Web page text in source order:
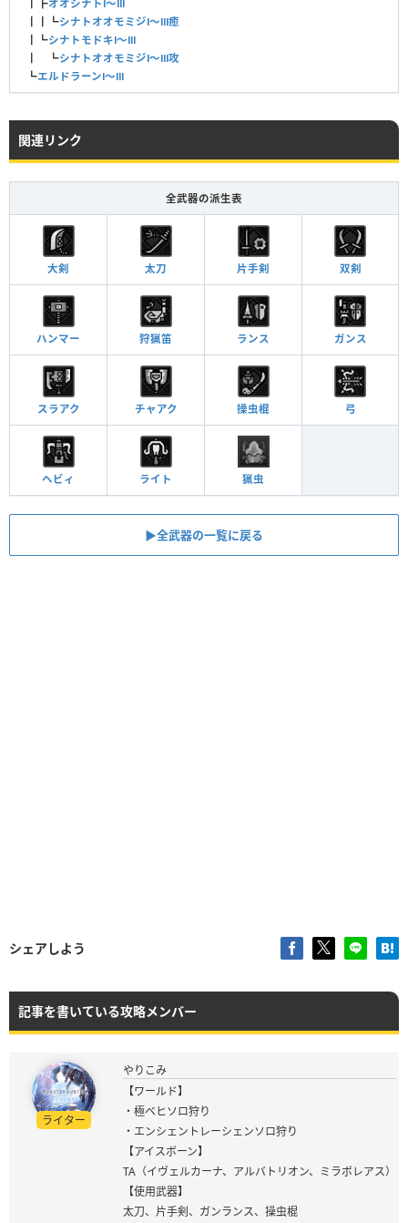
┃┣オオシナトⅠ〜Ⅲ
┃┃┗シナトオオモミジⅠ〜Ⅲ癒
┃┗シナトモドキⅠ〜Ⅲ
┃ ┗シナトオオモミジⅠ〜Ⅲ攻
┗エルドラーンⅠ〜Ⅲ
関連リンク
全武器の派生表
大剣 太刀 片手剣 双剣
ハンマー 狩猟笛 ランス ガンス
スラアク チャアク 操虫棍 弓
ヘビィ ライト 猟虫
▶全武器の一覧に戻る
シェアしよう
記事を書いている攻略メンバー
ライター
やりこみ
【ワールド】
・極ベヒソロ狩り
・エンシェントレーシェンソロ狩り
【アイスボーン】
TA（イヴェルカーナ、アルバトリオン、ミラボレアス）
【使用武器】
太刀、片手剣、ガンランス、操虫棍